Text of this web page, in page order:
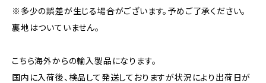
※多少の誤差が生じる場合がございます。予めご了承ください。
裏地はついていません。
こちら海外からの輸入製品になります。
国内に入荷後、検品して発送しておりますが状況により出荷日が